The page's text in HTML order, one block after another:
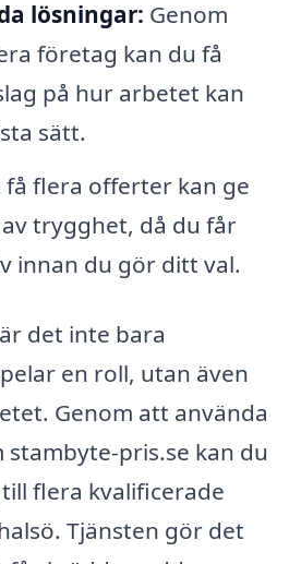
lösningar: Genom
företag kan du få
på hur arbetet kan
sätt.
få flera offerter kan ge
trygghet, då du får
innan du gör ditt val.
det inte bara
en roll, utan även
Genom att använda
pris.se kan du
flera kvalificerade
Tjänsten gör det